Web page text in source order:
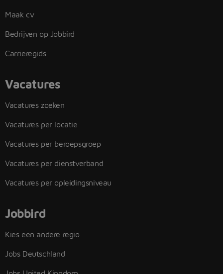
Maak cv
Bedrijven op Jobbird
Carrieregids
Vacatures
Vacatures zoeken
Vacatures per locatie
Vacatures per beroepsgroep
Vacatures per dienstverband
Vacatures per opleidingsniveau
Jobbird
Kies een andere regio
Jobs Deutschland